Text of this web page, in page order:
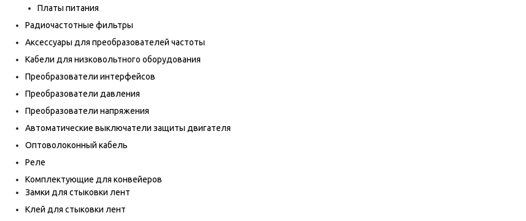
Платы питания
Радиочастотные фильтры
Аксессуары для преобразователей частоты
Кабели для низковольтного оборудования
Преобразователи интерфейсов
Преобразователи давления
Преобразователи напряжения
Автоматические выключатели защиты двигателя
Оптоволоконный кабель
Реле
Комплектующие для конвейеров
Замки для стыковки лент
Клей для стыковки лент